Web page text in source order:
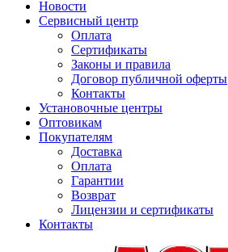
Новости
Сервисный центр
Оплата
Сертификаты
Законы и правила
Договор публичной оферты
Контакты
Установочные центры
Оптовикам
Покупателям
Доставка
Оплата
Гарантии
Возврат
Лицензии и сертификаты
Контакты